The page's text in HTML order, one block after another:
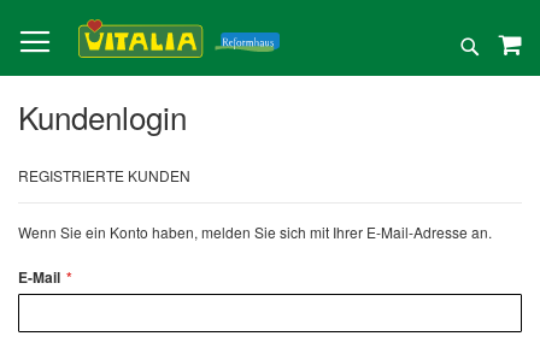
zum
Inhalt
Suche
Kundenlogin
REGISTRIERTE KUNDEN
Wenn Sie ein Konto haben, melden Sie sich mit Ihrer E-Mail-Adresse an.
E-Mail